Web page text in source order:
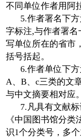
不同单位作者用阿
5.作者署名下方
字标注,与作者署
写单位所在的省市
括号括起。
6.作者单位下方
A、B、c三类的文
与中文摘要相对应。
7.凡具有文献标
《中国图书馆分
识1个分类号，多